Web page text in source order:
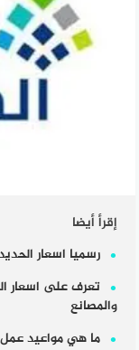
إقرأ أيضا
رسميا اسعار الحديد
والمصانع
ما هي مواعيد